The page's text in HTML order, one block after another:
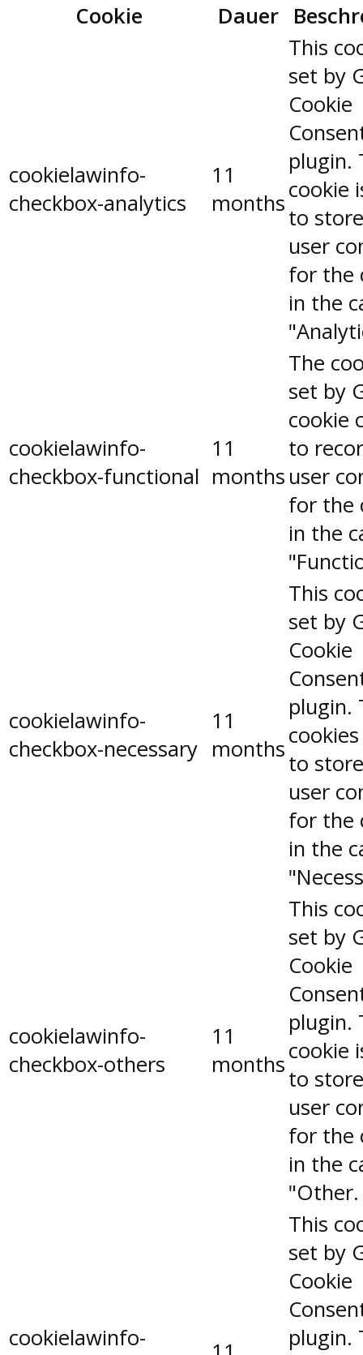
Cookie
Dauer
cookielawinfo-
checkbox-analytics
11
months
This
set by
Cookie
plugin.
cookie
to
user
for the
in the
cookielawinfo-
checkbox-functional
11
months
The
set by
cookie
to
user
for the
in the
cookielawinfo-
checkbox-necessary
11
months
This
set by
Cookie
plugin.
to
user
for the
in the
cookielawinfo-
checkbox-others
11
months
This
set by
Cookie
plugin.
cookie
to
user
for the
in the
"Other.
cookielawinfo-
This
set by
Cookie
plugin.